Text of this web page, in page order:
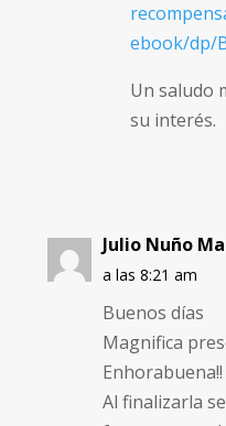
ebook/dp/
Un saludo
su interés.
Julio Nuño
a las 8:21 am
Buenos días
Magnifica
Enhorabuena!!
Al finalizarla